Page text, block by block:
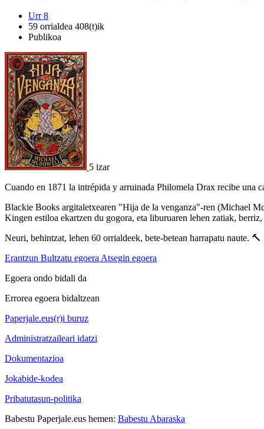
Urr 8
59 orrialdea 408(t)ik
Publikoa
5 izar
Cuando en 1871 la intrépida y arruinada Philomela Drax recibe una
Blackie Books argitaletxearen "Hija de la venganza"-ren (Michael
Kingen estiloa ekartzen du gogora, eta liburuaren lehen zatiak,
Neuri, behintzat, lehen 60 orrialdeek, bete-betean harrapatu naute. 🔨
Erantzun Bultzatu egoera Atsegin egoera
Egoera ondo bidali da
Errorea egoera bidaltzean
Paperjale.eus(r)i buruz
Administratzaileari idatzi
Dokumentazioa
Jokabide-kodea
Pribatutasun-politika
Babestu Paperjale.eus hemen: Babestu Abaraska